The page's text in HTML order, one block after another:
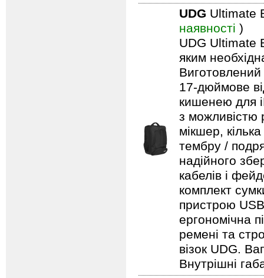
UDG Ultimate
наявності )
UDG Ultimate
яким
Виготовлений
17-дюймове
кишенею для
з можливістю
мікшер,
тембру /
надійного
кабелів і
комплект
пристрою
ергономічна
ремені та
візок UDG.
Внутрішні